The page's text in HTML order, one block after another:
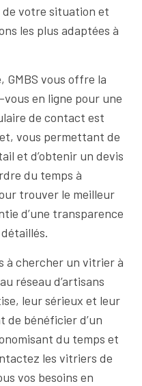
votre situation et
les plus adaptées à
vous offre la
en ligne pour une
de contact est
vous permettant de
et d’obtenir un devis
du temps à
trouver le meilleur
d’une transparence
à chercher un vitrier à
réseau d’artisans
leur sérieux et leur
bénéficier d’un
du temps et
les vitriers de
vos besoins en